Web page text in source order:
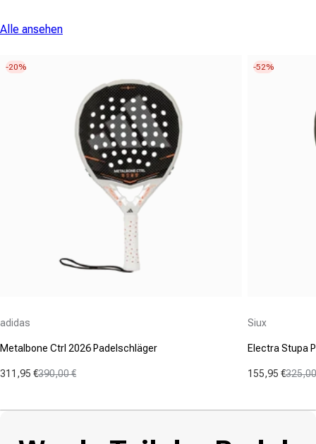
Alle ansehen
-20%
adidas
Metalbone Ctrl 2026 Padelschläger
Verkaufspreis
311,95 €
Normaler Preis
390,00 €
-52%
Siux
Electra Stupa
155,95 €
Normaler